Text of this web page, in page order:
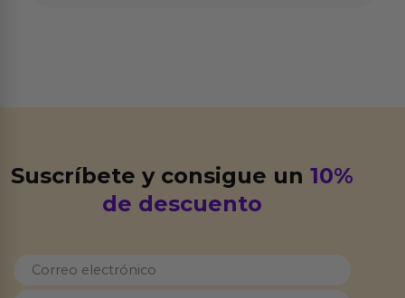
Suscríbete y consigue un10%
de descuento